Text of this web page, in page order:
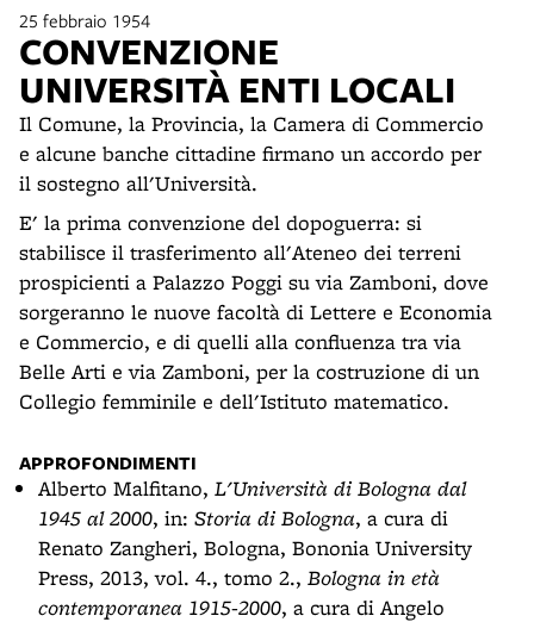
25 febbraio 1954
CONVENZIONE
UNIVERSITÀ ENTI LOCALI
Il Comune, la Provincia, la Camera di Commercio
e alcune banche cittadine firmano un accordo per
il sostegno all'Università.
E' la prima convenzione del dopoguerra: si
stabilisce il trasferimento all'Ateneo dei terreni
prospicienti a Palazzo Poggi su via Zamboni, dove
sorgeranno le nuove facoltà di Lettere e Economia
e Commercio, e di quelli alla confluenza tra via
Belle Arti e via Zamboni, per la costruzione di un
Collegio femminile e dell'Istituto matematico.
APPROFONDIMENTI
Alberto Malfitano, L'Università di Bologna dal
1945 al 2000, in: Storia di Bologna, a cura di
Renato Zangheri, Bologna, Bononia University
Press, 2013, vol. 4., tomo 2., Bologna in età
contemporanea 1915-2000, a cura di Angelo